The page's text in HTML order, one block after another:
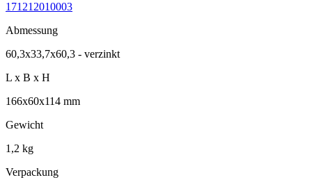
171212010003
Abmessung
60,3x33,7x60,3 - verzinkt
L x B x H
166x60x114 mm
Gewicht
1,2 kg
Verpackung